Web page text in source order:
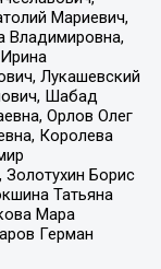
Мариевич,
Владимировна,
Лукашевский
Шабад
Орлов Олег
Королева
Борис
Татьяна
Мара
Герман